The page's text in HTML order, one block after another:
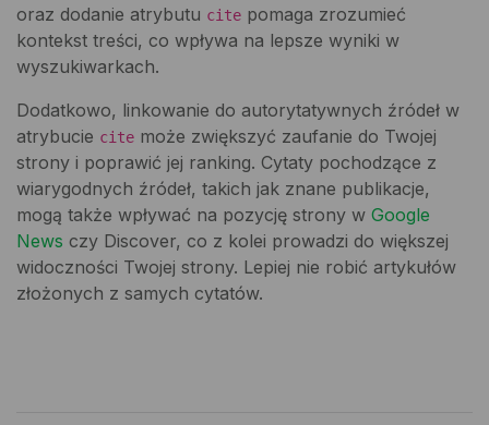
oraz dodanie atrybutu cite pomaga zrozumieć
kontekst treści, co wpływa na lepsze wyniki w
wyszukiwarkach.
Dodatkowo, linkowanie do autorytatywnych źródeł w
atrybucie cite może zwiększyć zaufanie do Twojej
strony i poprawić jej ranking. Cytaty pochodzące z
wiarygodnych źródeł, takich jak znane publikacje,
mogą także wpływać na pozycję strony w Google
News czy Discover, co z kolei prowadzi do większej
widoczności Twojej strony. Lepiej nie robić artykułów
złożonych z samych cytatów.